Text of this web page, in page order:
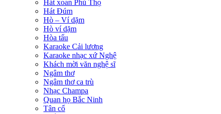
Hát xoan Phú Thọ
Hát Đúm
Hò – Ví dặm
Hò ví dặm
Hòa tấu
Karaoke Cải lương
Karaoke nhạc xứ Nghệ
Khách mời văn nghệ sĩ
Ngâm thơ
Ngâm thơ ca trù
Nhạc Champa
Quan họ Bắc Ninh
Tân cổ